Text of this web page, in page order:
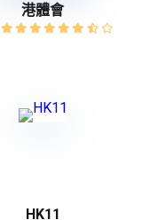
港體會
HK11